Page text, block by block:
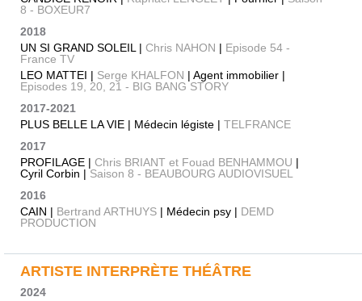
8 - BOXEUR7
2018
UN SI GRAND SOLEIL | Chris NAHON | Episode 54 -
France TV
LEO MATTEI | Serge KHALFON | Agent immobilier |
Episodes 19, 20, 21 - BIG BANG STORY
2017-2021
PLUS BELLE LA VIE | Médecin légiste | TELFRANCE
2017
PROFILAGE | Chris BRIANT et Fouad BENHAMMOU |
Cyril Corbin | Saison 8 - BEAUBOURG AUDIOVISUEL
2016
CAIN | Bertrand ARTHUYS | Médecin psy | DEMD
PRODUCTION
ARTISTE INTERPRÈTE THÉÂTRE
2024